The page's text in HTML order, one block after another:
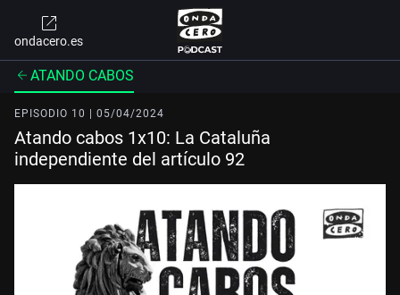
ondacero.es
ATANDO CABOS
EPISODIO 10 | 05/04/2024
Atando cabos 1x10: La Cataluña
independiente del artículo 92